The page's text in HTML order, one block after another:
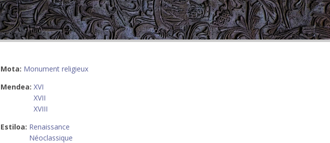
Mota: Monument religieux
Mendea: XVI
XVII
XVIII
Estiloa: Renaissance
Néoclassique